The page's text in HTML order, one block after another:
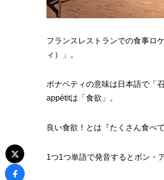
フランスレストランでの食事ロ
ィ）」。
ボナペティの意味は日本語で「
appétitは「食欲」。
良い食欲！とは『たくさん食べ
1つ1つ単語で発音するとボン・